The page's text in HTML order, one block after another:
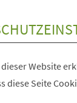
Website
diese Seite